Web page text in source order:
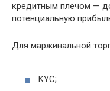
кредитным плечом —
потенциальную
Для маржинальной
KYC;